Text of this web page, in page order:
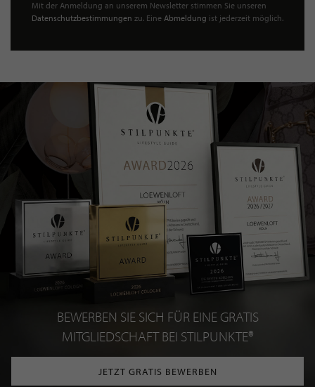
Mit der Anmeldung an unserem Newsletter stimmen Sie unseren
Datenschutzbestimmungen zu. Eine Abmeldung ist jederzeit möglich.
BEWERBEN SIE SICH FÜR EINE GRATIS
MITGLIEDSCHAFT BEI STILPUNKTE®
JETZT GRATIS BEWERBEN